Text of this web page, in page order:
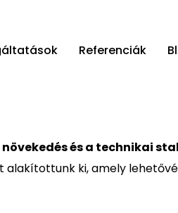
Referenciák
növekedés és a technikai
ki, amely